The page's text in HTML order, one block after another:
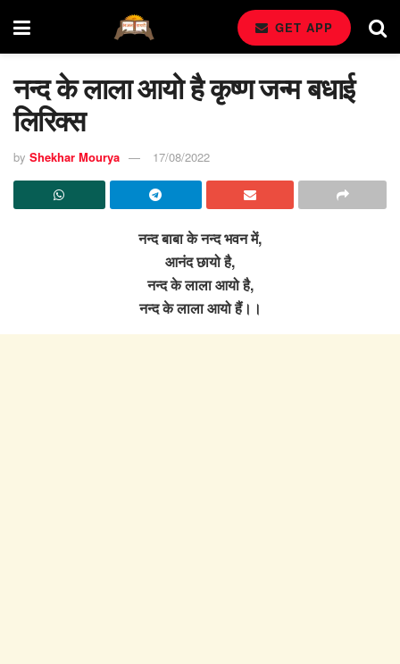
GET APP
नन्द के लाला आयो है कृष्ण जन्म बधाई
लिरिक्स
by Shekhar Mourya 17/08/2022
नन्द बाबा के नन्द भवन में,
आनंद छायो है,
नन्द के लाला आयो है,
नन्द के लाला आयो हैं।।